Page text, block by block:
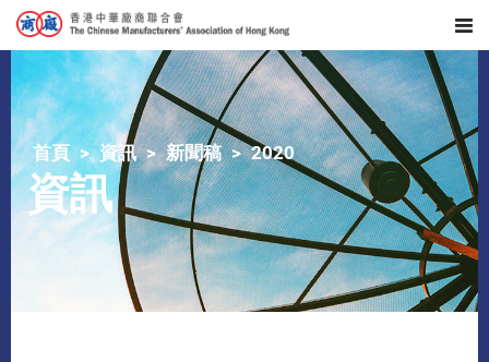
首頁 資訊 新聞稿 2020
資訊